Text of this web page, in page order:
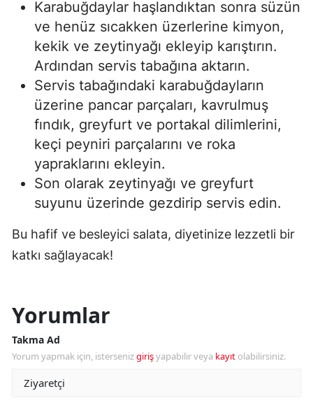
Karabuğdaylar haşlandıktan sonra süzün
ve henüz sıcakken üzerlerine kimyon,
kekik ve zeytinyağı ekleyip karıştırın.
Ardından servis tabağına aktarın.
Servis tabağındaki karabuğdayların
üzerine pancar parçaları, kavrulmuş
fındık, greyfurt ve portakal dilimlerini,
keçi peyniri parçalarını ve roka
yapraklarını ekleyin.
Son olarak zeytinyağı ve greyfurt
suyunu üzerinde gezdirip servis edin.
Bu hafif ve besleyici salata, diyetinize lezzetli bir
katkı sağlayacak!
Yorumlar
Takma Ad
Yorum yapmak için, istersenizgirişyapabilir veya kayıt olabilirsiniz.